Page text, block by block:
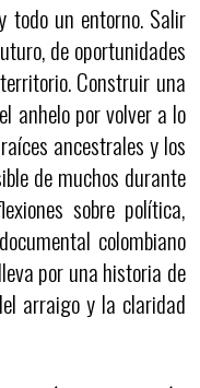
todo un entorno. Salir
de oportunidades
Construir una
anhelo por volver a lo
ancestrales y los
de muchos durante
sobre política,
colombiano
por una historia de
arraigo y la claridad